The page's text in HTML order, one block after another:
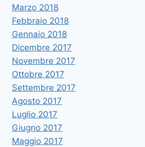
Marzo 2018
Febbraio 2018
Gennaio 2018
Dicembre 2017
Novembre 2017
Ottobre 2017
Settembre 2017
Agosto 2017
Luglio 2017
Giugno 2017
Maggio 2017